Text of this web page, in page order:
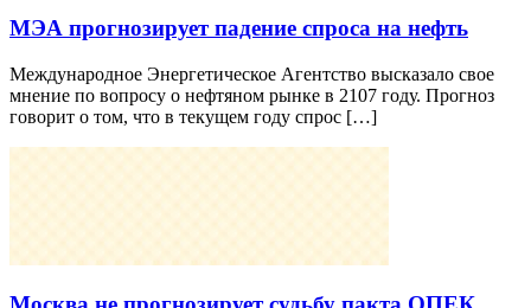
МЭА прогнозирует падение спроса на нефть
Международное Энергетическое Агентство высказало свое
мнение по вопросу о нефтяном рынке в 2107 году. Прогноз
говорит о том, что в текущем году спрос […]